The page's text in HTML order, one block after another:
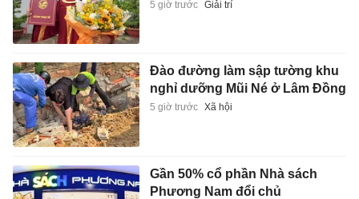
5 giờ trước Giải trí
Đào đường làm sập tường khu
nghỉ dưỡng Mũi Né ở Lâm Đồng
5 giờ trước Xã hội
Gần 50% cổ phần Nhà sách
Phương Nam đổi chủ